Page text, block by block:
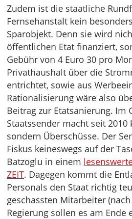
Zudem ist die staatliche
Fernsehanstalt kein
Sparobjekt. Denn sie wird
öffentlichen Etat finanziert,
Gebühr von 4 Euro 30 pro
Privathaushalt über die
entrichtet, sowie aus
Rationalisierung wäre also
Beitrag zur Etatsanierung. Im
Staatssender macht seit 2010
sondern Überschüsse. Der
Fiskus keineswegs auf der
Batzoglu in einem
ZEIT. Dagegen kommt die
Personals den Staat richtig
geschassten Mitarbeiter
Regierung sollen es am Ende